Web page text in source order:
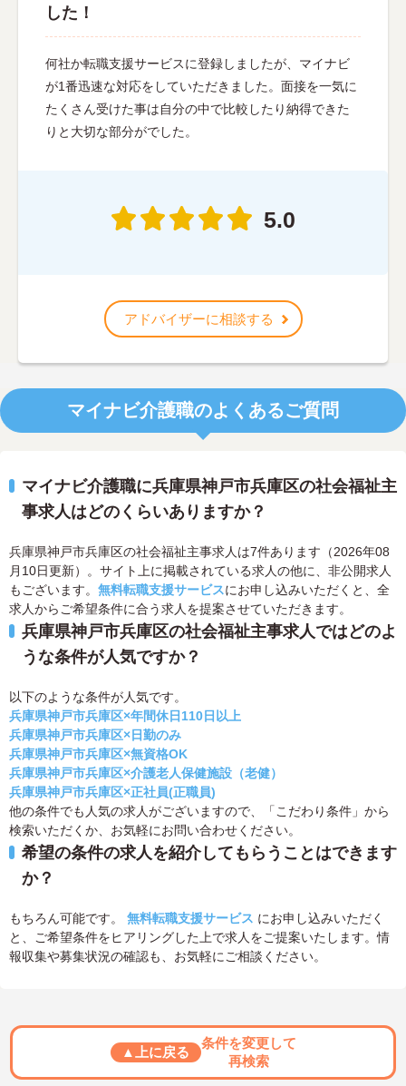
した！
何社か転職支援サービスに登録しましたが、マイナビ
が1番迅速な対応をしていただきました。面接を一気に
たくさん受けた事は自分の中で比較したり納得できた
りと大切な部分がでした。
5.0
アドバイザーに相談する
マイナビ介護職のよくあるご質問
マイナビ介護職に兵庫県神戸市兵庫区の社会福祉主
事求人はどのくらいありますか？
兵庫県神戸市兵庫区の社会福祉主事求人は7件あります（2026年08
月10日更新）。サイト上に掲載されている求人の他に、非公開求人
もございます。 無料転職支援サービスにお申し込みいただくと、全
求人からご希望条件に合う求人を提案させていただきます。
兵庫県神戸市兵庫区の社会福祉主事求人ではどのよ
うな条件が人気ですか？
以下のような条件が人気です。
兵庫県神戸市兵庫区×年間休日110日以上
兵庫県神戸市兵庫区×日勤のみ
兵庫県神戸市兵庫区×無資格OK
兵庫県神戸市兵庫区×介護老人保健施設（老健）
兵庫県神戸市兵庫区×正社員(正職員)
他の条件でも人気の求人がございますので、「こだわり条件」から
検索いただくか、お気軽にお問い合わせください。
希望の条件の求人を紹介してもらうことはできます
か？
もちろん可能です。 無料転職支援サービス にお申し込みいただく
と、ご希望条件をヒアリングした上で求人をご提案いたします。情
報収集や募集状況の確認も、お気軽にご相談ください。
▲上に戻る
条件を変更して
再検索